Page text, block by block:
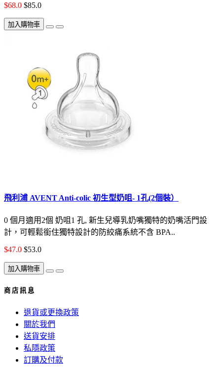
$68.0 $85.0
加入購物車
飛利浦 AVENT Anti-colic 初生型奶咀- 1孔(2個裝）
0 個月適用2個 奶咀1 孔, 新生兒導乳奶嘴獨特的奶嘴活門設
計，可輕鬆銜住獨特設計的防絞痛系統不含 BPA..
$47.0 $53.0
加入購物車
商 店 訊 息
退貨或更換政策
關於我們
送貨安排
私隱政策
訂購及付款